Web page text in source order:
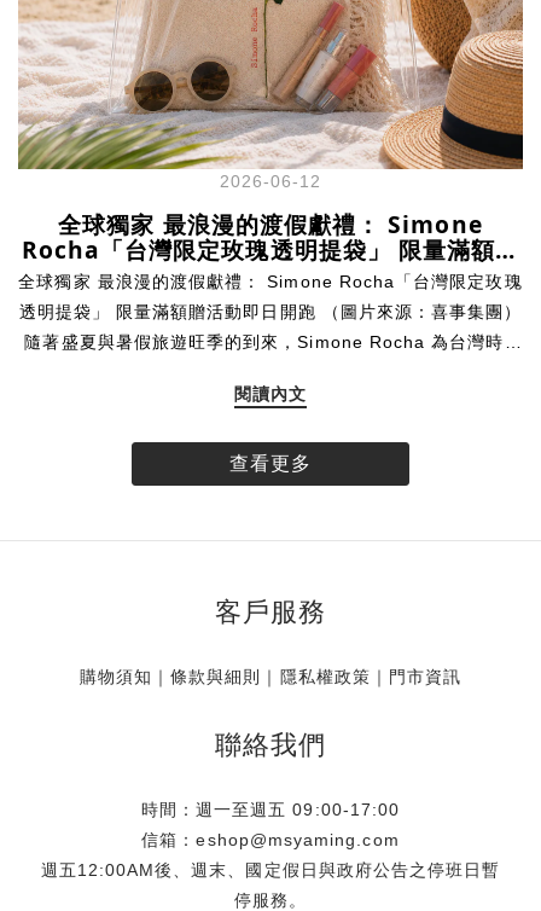
2026-06-12
全球獨家 最浪漫的渡假獻禮： Simone
Rocha「台灣限定玫瑰透明提袋」 限量滿額贈
活動即日開跑
全球獨家 最浪漫的渡假獻禮： Simone Rocha「台灣限定玫瑰
透明提袋」 限量滿額贈活動即日開跑 （圖片來源：喜事集團）
隨著盛夏與暑假旅遊旺季的到來，Simone Rocha 為台灣時尚
性的唯美玫瑰圖樣與透明提袋設計，創造海濱清透、無憂無慮
提袋」。即日起，凡於 Simone Rocha 台灣實體門市與線上官
品，將具代表性之一的單朵玫瑰，細緻呈現於充滿渡假輕盈氣
即使漫步於沙灘，也有最迷人的玫瑰相伴，展現獨樹一幟的個
納不僅具備極高美感，這款「台灣限定玫瑰透明提袋」更從渡
鏡、海灘巾等海邊出遊必備小物．甚至是小孩的玩具、拍照出
閱讀內文
查看更多
客戶服務
購物須知 ｜條款與細則 ｜ 隱私權政策 ｜ 門市資訊
聯絡我們
時間：週一至週五 09:00-17:00
信箱：eshop@msyaming.com
週五12:00AM後、週末、國定假日與政府公告之停班日暫
停服務。